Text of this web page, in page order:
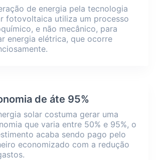
de energia pela tecnologia
fotovoltaica utiliza um processo
e não mecânico, para
energia elétrica, que ocorre
de áte 95%
solar costuma gerar uma
que varia entre 50% e 95%, o
acaba sendo pago pelo
economizado com a redução